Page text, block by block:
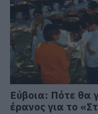
Εύβοια: Πότε θα
έρανος για το